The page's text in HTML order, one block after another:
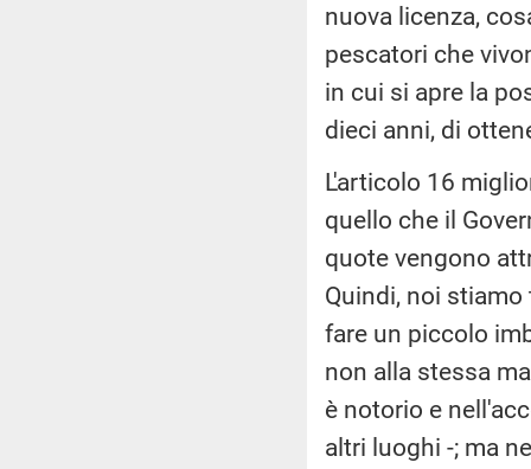
nuova licenza,
pescatori che
in cui si apre la
dieci anni, di
L'articolo 16
quello che il
quote vengono
Quindi, noi
fare un piccolo
non alla stessa
è notorio e
altri luoghi -; ma